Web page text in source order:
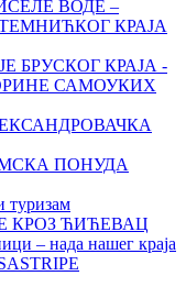
ВОДЕ –
КРАЈА
БРУСКОГ КРАЈА -
САМОУКИХ
ПОНУДА
туризам
КРОЗ ЋИЋЕВАЦ
– нада нашег краја